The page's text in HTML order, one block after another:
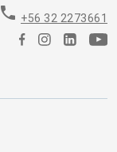
phone +56 32 2273661